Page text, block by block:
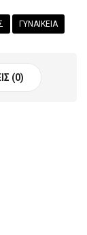
ΓΥΝΑΙΚΕΙΑ
(0)